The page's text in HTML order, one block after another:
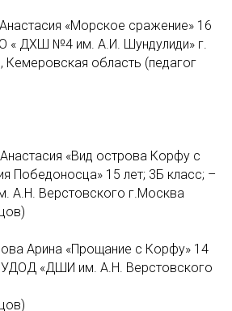
«Морское сражение» 16
« ДХШ №4 им. А.И. Шундулиди» г.
Кемеровская область (педагог
«Вид острова Корфу с
Победоносца» 15 лет; 3Б класс; –
Верстовского г.Москва
Арина «Прощание с Корфу» 14
«ДШИ им. А.Н. Верстовского